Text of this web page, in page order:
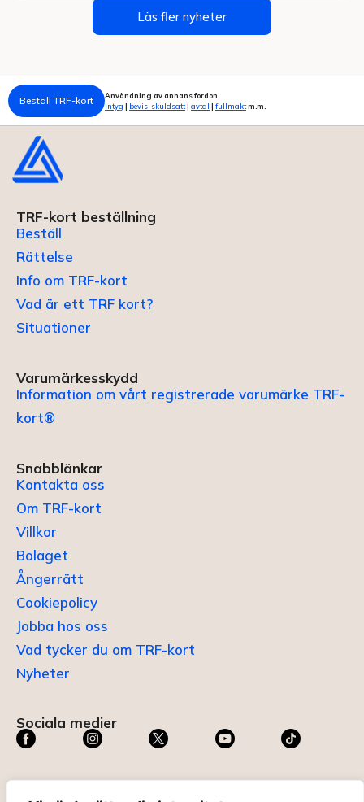
Läs fler nyheter
Beställ TRF-kort
Användning av annans fordon
Intyg | bevis-skuldsatt| avtal | fullmaktm.m.
TRF-kort beställning
Beställ
Rättelse
Info om TRF-kort
Vad är ett TRF kort?
Situationer
Varumärkesskydd
Information om vårt registrerade varumärke TRF-
kort®
Snabblänkar
Kontakta oss
Om TRF-kort
Villkor
Bolaget
Ångerrätt
Cookiepolicy
Jobba hos oss
Vad tycker du om TRF-kort
Nyheter
Sociala medier